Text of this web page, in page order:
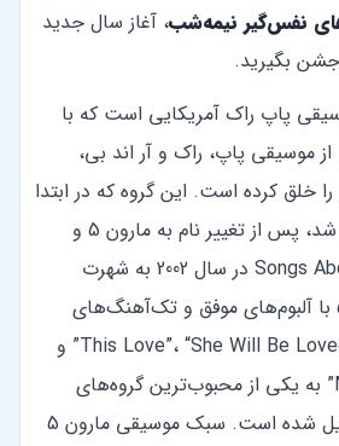
نفس‌گیر نیمه‌شب، آغاز سال جدید
بگیرید.
پاپ راک آمریکایی است که با
موسیقی پاپ، راک و آر اند بی،
خلق کرده است. این گروه که در ابتدا
با نام کارا دیو تشکیل شد، پس از تغییر نام به مارون 5 و
انتشار آلبوم Songs About Jane در سال 2002 به شهرت
جهانی رسید. مارون 5 با آلبوم‌های موفق و تک‌آهنگ‌های
پرطرفداری همچون “This Love”، “She Will Be Loved” و
“Moves Like Jagger” به یکی از محبوب‌ترین گروه‌های
موسیقی در جهان تبدیل شده است. سبک موسیقی مارون 5